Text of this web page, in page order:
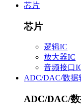
芯片
芯片
逻辑IC
放大器IC
音频接口
ADC/DAC/数据
ADC/DAC/